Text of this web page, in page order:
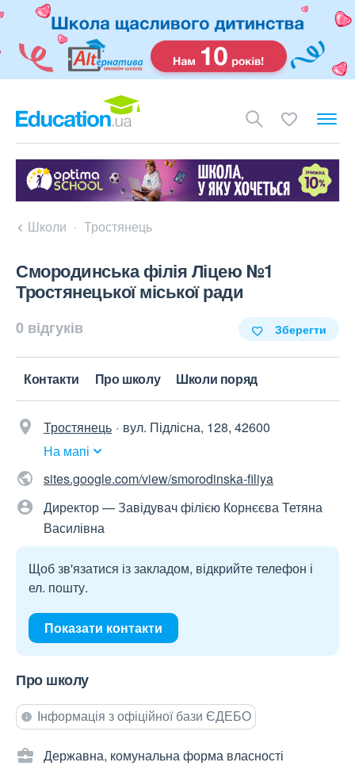
Школи Тростянець
Смородинська філія Ліцею №1
Тростянецької міської ради
0 відгуків Зберегти
Контакти Про школу Школи поряд
Тростянець
вул. Підлісна, 128, 42600
На мапі
sites.google.com/view/smorodinska-filiya
Директор — Завідувач філією Корнєєва Тетяна
Василівна
Щоб зв'язатися із закладом, відкрийте телефон і
ел. пошту.
Показати контакти
Про школу
Інформація з офіційної бази ЄДЕБО
Державна, комунальна форма власності